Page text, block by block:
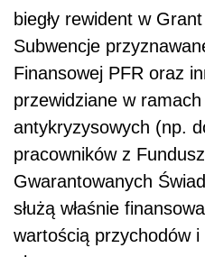
biegły rewident w
Subwencje
Finansowej PFR oraz
przewidziane w
antykryzysowych (np.
pracowników z
Gwarantowanych
służą właśnie
wartością przychodów i